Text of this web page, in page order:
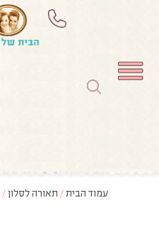
עמוד הבית/ תאורה לסלון/